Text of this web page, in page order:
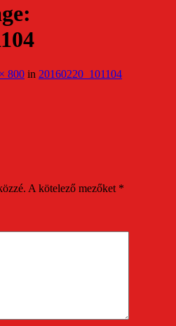
800 in 20160220_101104
A kötelező mezőket *